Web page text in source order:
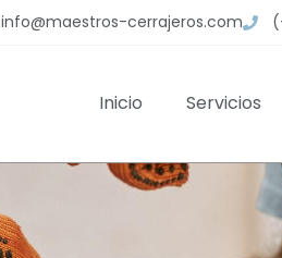
info@maestros-cerrajeros.com
Inicio Servicios